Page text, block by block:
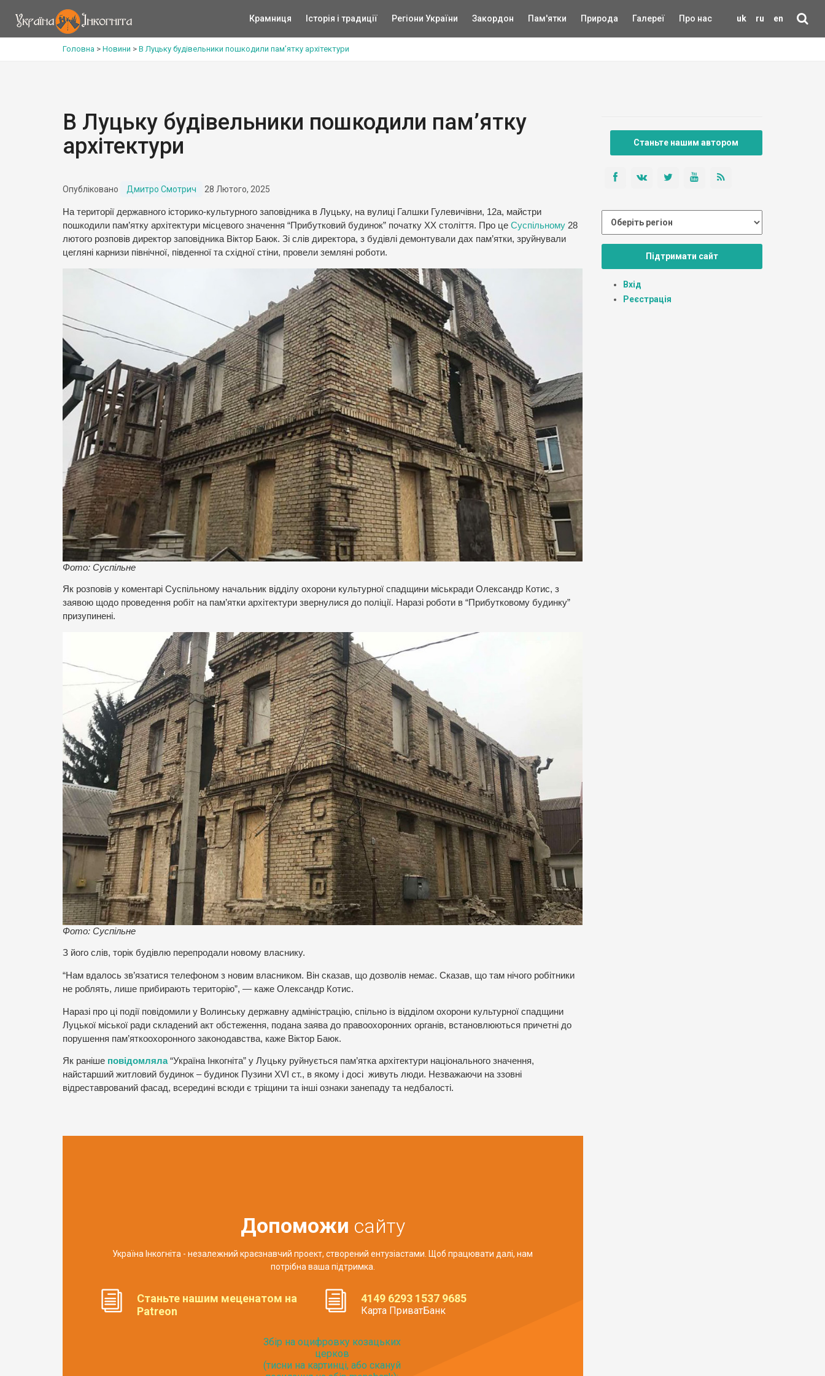
uk ru en
Крамниця Історія і традиції Регіони України Закордон Пам'ятки Природа Галереї Про нас
Головна > Новини > В Луцьку будівельники пошкодили пам’ятку архітектури
В Луцьку будівельники пошкодили пам’ятку
архітектури
Опубліковано Дмитро Смотрич 28 Лютого, 2025
На території державного історико-культурного заповідника в Луцьку, на вулиці Галшки Гулевичівни, 12а, майстри
пошкодили пам’ятку архітектури місцевого значення “Прибутковий будинок” початку ХХ століття. Про це Суспільному 28
лютого розповів директор заповідника Віктор Баюк. Зі слів директора, з будівлі демонтували дах пам’ятки, зруйнували
цегляні карнизи північної, південної та східної стіни, провели земляні роботи.
Фото: Суспільне
Як розповів у коментарі Суспільному начальник відділу охорони культурної спадщини міськради Олександр Котис, з
заявою щодо проведення робіт на пам’ятки архітектури звернулися до поліції. Наразі роботи в “Прибутковому будинку”
призупинені.
Фото: Суспільне
З його слів, торік будівлю перепродали новому власнику.
“Нам вдалось зв’язатися телефоном з новим власником. Він сказав, що дозволів немає. Сказав, що там нічого робітники
не роблять, лише прибирають територію”, — каже Олександр Котис.
Наразі про ці події повідомили у Волинську державну адміністрацію, спільно із відділом охорони культурної спадщини
Луцької міської ради складений акт обстеження, подана заява до правоохоронних органів, встановлюються причетні до
порушення пам’яткоохоронного законодавства, каже Віктор Баюк.
Як раніше повідомляла“Україна Інкогніта” у Луцьку руйнується пам’ятка архітектури національного значення,
найстарший житловий будинок – будинок Пузини ХVІ ст., в якому і досі живуть люди. Незважаючи на ззовні
відреставрований фасад, всередині всюди є тріщини та інші ознаки занепаду та недбалості.
Допоможи сайту
Україна Інкогніта - незалежний краєзнавчий проект, створений ентузіастами. Щоб працювати далі, нам
потрібна ваша підтримка.
Станьте нашим меценатом на
Patreon
4149 6293 1537 9685
Карта ПриватБанк
Збір на оцифровку козацьких
церков
(тисни на картинці, або скануй
Станьте нашим автором
Підтримати сайт
Вхід
Реєстрація